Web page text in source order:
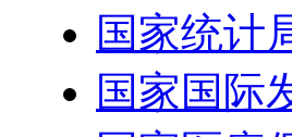
国家统计
国家国际